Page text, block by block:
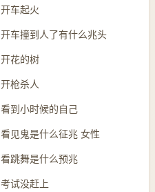
开车起火
开车撞到人了有什么兆头
开花的树
开枪杀人
看到小时候的自己
看见鬼是什么征兆 女性
看跳舞是什么预兆
考试没赶上